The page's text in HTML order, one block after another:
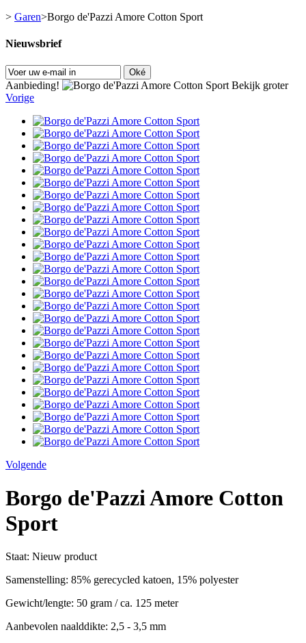
> Garen>Borgo de'Pazzi Amore Cotton Sport
Nieuwsbrief
Oké
Aanbieding!
Bekijk groter
Vorige
Volgende
Borgo de'Pazzi Amore Cotton
Sport
Staat: Nieuw product
Samenstelling: 85% gerecycled katoen, 15% polyester
Gewicht/lengte: 50 gram / ca. 125 meter
Aanbevolen naalddikte: 2,5 - 3,5 mm